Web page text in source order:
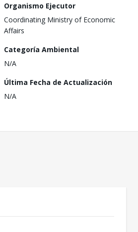
Organismo Ejecutor
Coordinating Ministry of Economic
Affairs
Categoría Ambiental
N/A
Última Fecha de Actualización
N/A